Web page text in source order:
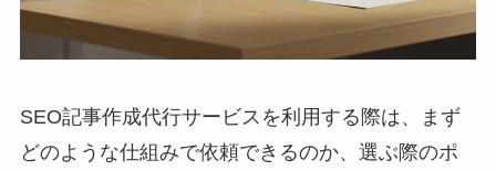
SEO記事作成代行サービスを利用する際は、まず
どのような仕組みで依頼できるのか、選ぶ際のポ